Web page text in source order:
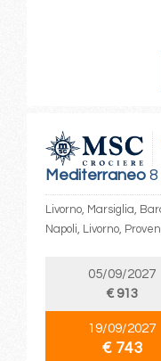
Mediterraneo8
Livorno, Marsiglia,
Napoli, Livorno,
05/09/2027
€ 913
19/09/2027
€ 743